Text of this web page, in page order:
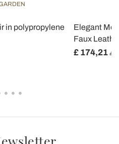
in polypropylene
Elegant
Faux
£ 174,21 £